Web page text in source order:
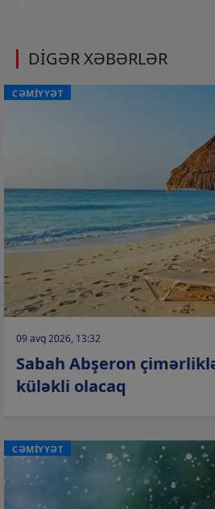
DİGƏR XƏBƏRLƏR
CƏMİYYƏT
09 avq 2026, 13:32
Sabah Abşeron
küləkli olacaq
CƏMİYYƏT